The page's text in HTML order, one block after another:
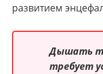
развитием
Дышать
требует